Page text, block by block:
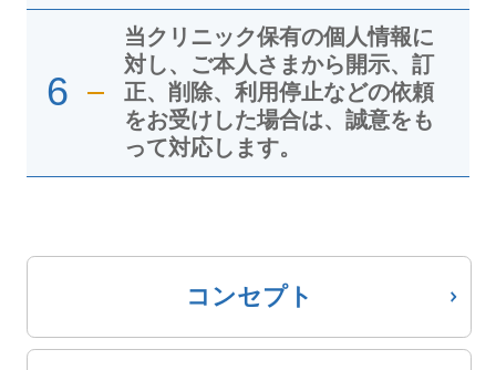
6
当クリニック保有の個人情報に
対し、ご本人さまから開示、訂
正、削除、利用停止などの依頼
をお受けした場合は、誠意をも
って対応します。
コンセプト